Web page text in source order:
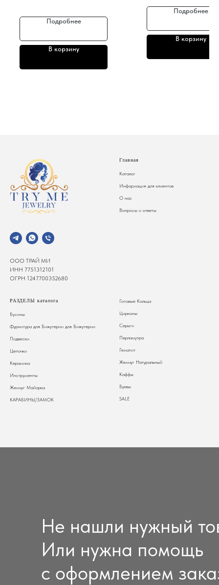
Подробнее
В корзину
Подробнее
В корзину
ООО ТРАЙ МИ
ИНН 7751312101
ОГРН 1247700352680
Главная
Каталог
Информация для клиентов
О нас
Вопросы и ответы
РАЗДЕЛЫ каталога
Бусины
Фурнитура для Бижутерии для Бижутерии
Подвески
Цепочки
Керамика
Инструменты
Жемчуг Майорка
КАРАБИНЫ/ЗАМОК
Готовые Кольца
Цирконы
Серьги
Перламутра
Гематит
Жемчуг Натуральный
Каффы
Буквы
SALE
Не нашли нужный
Или нужна помощь
с оформлением